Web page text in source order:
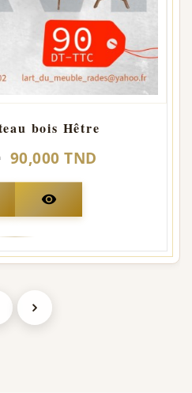
bois Hêtre
90,000 TND
visibility